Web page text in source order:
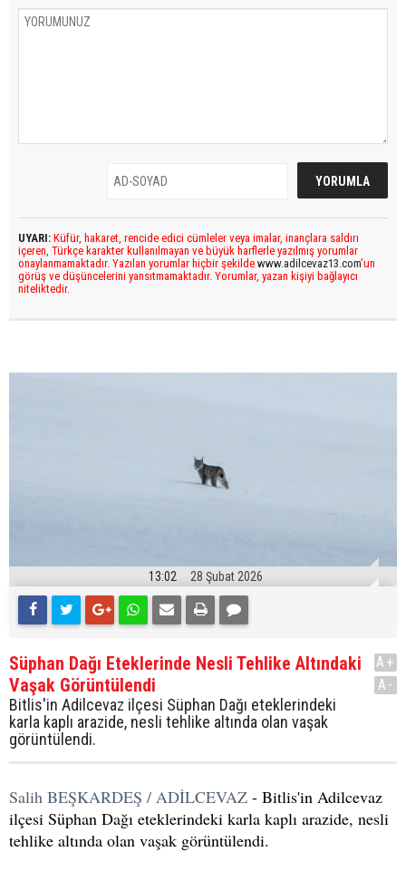
UYARI: Küfür, hakaret, rencide edici cümleler veya imalar, inançlara saldırı
içeren, Türkçe karakter kullanılmayan ve büyük harflerle yazılmış yorumlar
onaylanmamaktadır. Yazılan yorumlar hiçbir şekilde www.adilcevaz13.com’un
görüş ve düşüncelerini yansıtmamaktadır. Yorumlar, yazan kişiyi bağlayıcı
niteliktedir.
13:02 28 Şubat 2026
Süphan Dağı Eteklerinde Nesli Tehlike Altındaki
Vaşak Görüntülendi
Bitlis'in Adilcevaz ilçesi Süphan Dağı eteklerindeki
karla kaplı arazide, nesli tehlike altında olan vaşak
görüntülendi.
A+
A-
Salih BEŞKARDEŞ / ADİLCEVAZ - Bitlis'in Adilcevaz
ilçesi Süphan Dağı eteklerindeki karla kaplı arazide, nesli
tehlike altında olan vaşak görüntülendi.